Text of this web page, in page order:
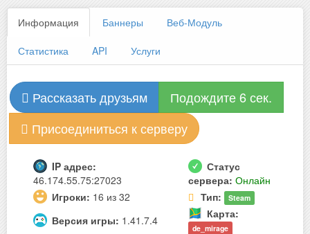
Информация Баннеры Веб-Модуль
Статистика API Услуги
Рассказать друзьям
Подождите 6 сек.
Присоединиться к серверу
IP адрес:
46.174.55.75:27023
Статус
сервера: Онлайн
Игроки: 16 из 32 Тип: Steam
Версия игры: 1.41.7.4 Карта:
de_mirage